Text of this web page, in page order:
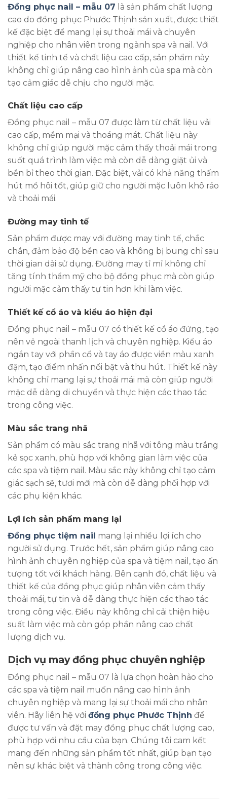
Đồng phục nail – mẫu 07 là sản phẩm chất lượng
cao do đồng phục Phước Thịnh sản xuất, được thiết
kế đặc biệt để mang lại sự thoải mái và chuyên
nghiệp cho nhân viên trong ngành spa và nail. Với
thiết kế tinh tế và chất liệu cao cấp, sản phẩm này
không chỉ giúp nâng cao hình ảnh của spa mà còn
tạo cảm giác dễ chịu cho người mặc.
Chất liệu cao cấp
Đồng phục nail – mẫu 07 được làm từ chất liệu vải
cao cấp, mềm mại và thoáng mát. Chất liệu này
không chỉ giúp người mặc cảm thấy thoải mái trong
suốt quá trình làm việc mà còn dễ dàng giặt ủi và
bền bỉ theo thời gian. Đặc biệt, vải có khả năng thấm
hút mồ hôi tốt, giúp giữ cho người mặc luôn khô ráo
và thoải mái.
Đường may tinh tế
Sản phẩm được may với đường may tinh tế, chắc
chắn, đảm bảo độ bền cao và không bị bung chỉ sau
thời gian dài sử dụng. Đường may tỉ mỉ không chỉ
tăng tính thẩm mỹ cho bộ đồng phục mà còn giúp
người mặc cảm thấy tự tin hơn khi làm việc.
Thiết kế cổ áo và kiểu áo hiện đại
Đồng phục nail – mẫu 07 có thiết kế cổ áo đứng, tạo
nên vẻ ngoài thanh lịch và chuyên nghiệp. Kiểu áo
ngắn tay với phần cổ và tay áo được viền màu xanh
đậm, tạo điểm nhấn nổi bật và thu hút. Thiết kế này
không chỉ mang lại sự thoải mái mà còn giúp người
mặc dễ dàng di chuyển và thực hiện các thao tác
trong công việc.
Màu sắc trang nhã
Sản phẩm có màu sắc trang nhã với tông màu trắng
kẻ sọc xanh, phù hợp với không gian làm việc của
các spa và tiệm nail. Màu sắc này không chỉ tạo cảm
giác sạch sẽ, tươi mới mà còn dễ dàng phối hợp với
các phụ kiện khác.
Lợi ích sản phẩm mang lại
Đồng phục tiệm nail mang lại nhiều lợi ích cho
người sử dụng. Trước hết, sản phẩm giúp nâng cao
hình ảnh chuyên nghiệp của spa và tiệm nail, tạo ấn
tượng tốt với khách hàng. Bên cạnh đó, chất liệu và
thiết kế của đồng phục giúp nhân viên cảm thấy
thoải mái, tự tin và dễ dàng thực hiện các thao tác
trong công việc. Điều này không chỉ cải thiện hiệu
suất làm việc mà còn góp phần nâng cao chất
lượng dịch vụ.
Dịch vụ may đồng phục chuyên nghiệp
Đồng phục nail – mẫu 07 là lựa chọn hoàn hảo cho
các spa và tiệm nail muốn nâng cao hình ảnh
chuyên nghiệp và mang lại sự thoải mái cho nhân
viên. Hãy liên hệ với đồng phục Phước Thịnh để
được tư vấn và đặt may đồng phục chất lượng cao,
phù hợp với nhu cầu của bạn. Chúng tôi cam kết
mang đến những sản phẩm tốt nhất, giúp bạn tạo
nên sự khác biệt và thành công trong công việc.